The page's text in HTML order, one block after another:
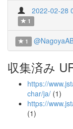
2022-02-28
1
1
収集済み
https://
char/ja/ (1)
https://
(1)